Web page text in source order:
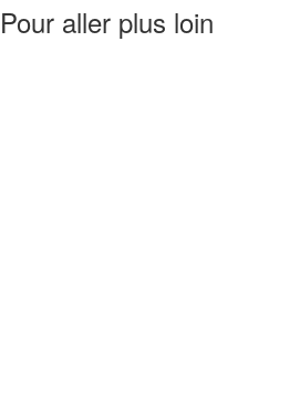
Pour aller plus loin